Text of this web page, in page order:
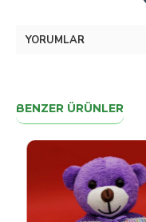
YORUMLAR
BENZER ÜRÜNLER